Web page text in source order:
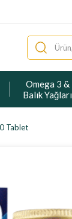
Omega 3 &
Balık Yağları
Tablet